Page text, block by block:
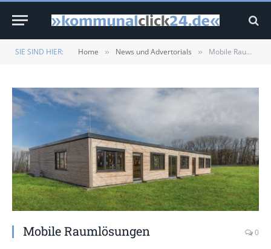
SIE SIND HIER: Home » News und Advertorials » Mobile Raumlösungen
Mobile Raumlösungen 0